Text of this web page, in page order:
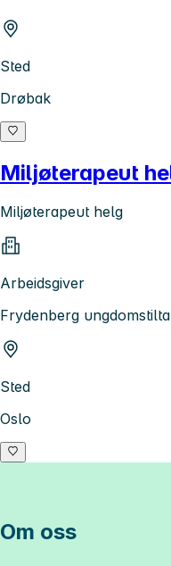
Sted
Drøbak
Miljøterapeut
Miljøterapeut helg
Arbeidsgiver
Frydenberg
Sted
Oslo
Om oss